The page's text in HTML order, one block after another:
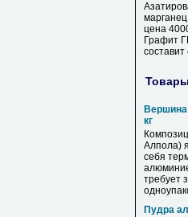
цена
Графит
кг
Алпола)
себя
требует
Пудра